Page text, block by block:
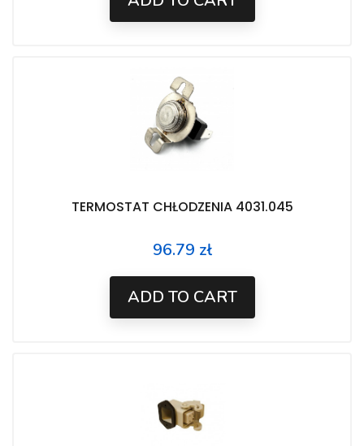
TERMOSTAT CHŁODZENIA 4031.045
Price
96.79 zł
ADD TO CART